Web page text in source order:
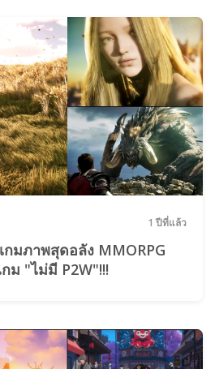
1 ปีที่แล้ว
กมภาพสุดอลัง MMORPG
ม "ไม่มี P2W"!!!